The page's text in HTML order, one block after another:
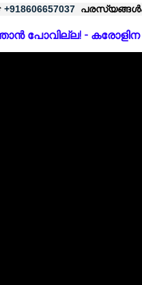
പരസ്യങ്ങൾക്ക്| ☎:
പോവില്ല! - കരോളിന |